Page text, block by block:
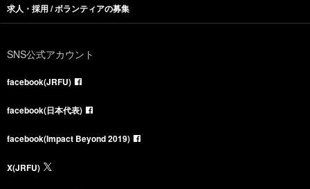
求人・採用 / ボランティアの募集
SNS公式アカウント
facebook(JRFU)
facebook(日本代表)
facebook(Impact Beyond 2019)
X(JRFU)